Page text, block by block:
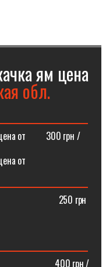
ям цена
обл.
от⠀⠀⠀300 грн /
от
грн
грн /